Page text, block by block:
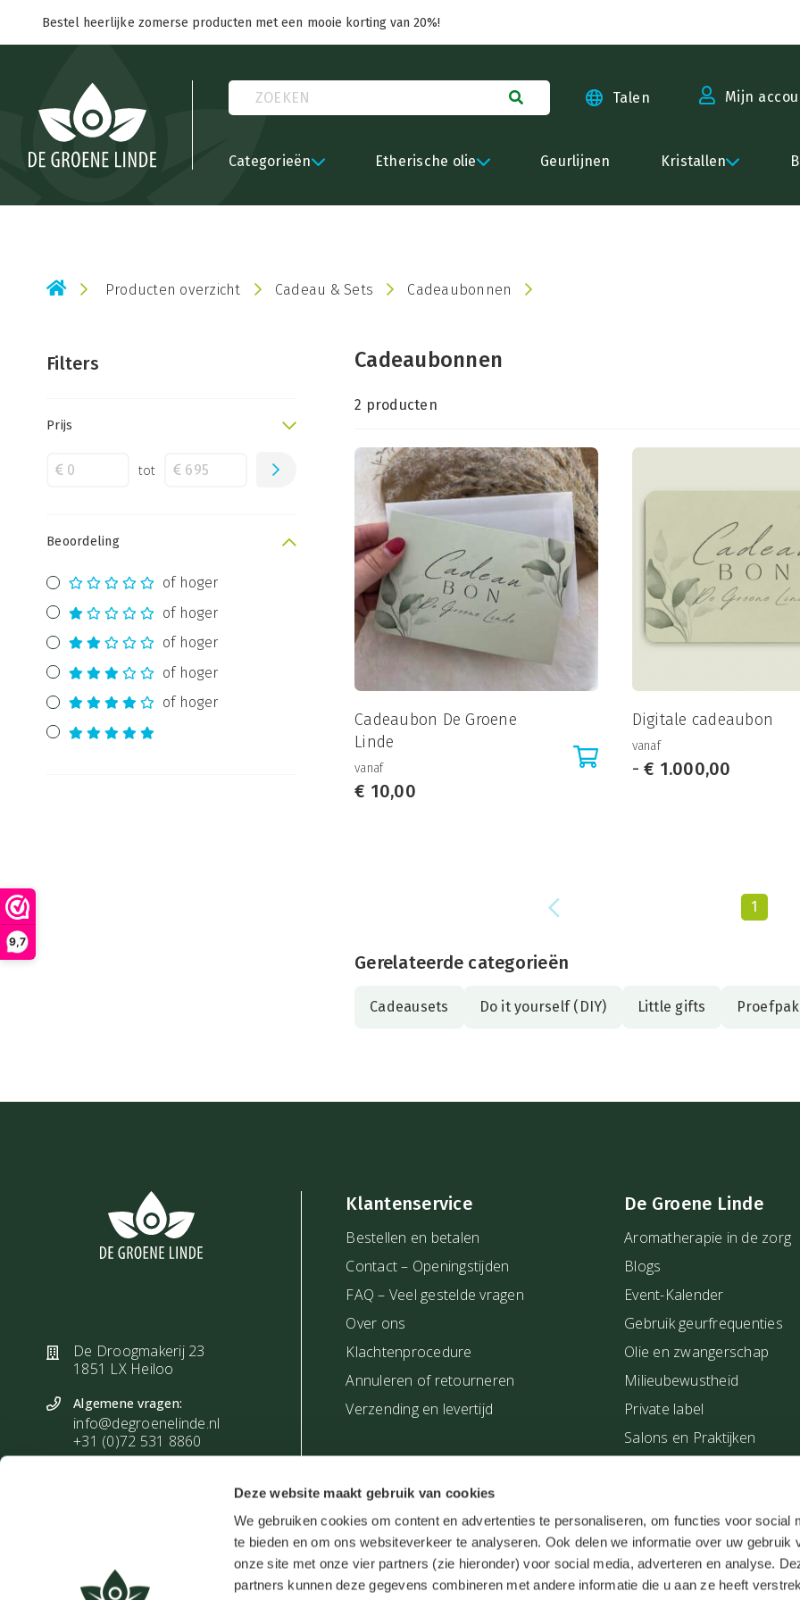
9,7
Deze website maakt gebruik van cookies
We gebruiken cookies om content en advertenties te personaliseren, om functies voor social
te bieden en om ons websiteverkeer te analyseren. Ook delen we informatie over uw gebruik
onze site met onze vier partners (zie hieronder) voor social media, adverteren en analyse.
partners kunnen deze gegevens combineren met andere informatie die u aan ze heeft
Bestel heerlijke zomerse producten met een mooie korting van 20%!
Talen Mijn
Categorieën Etherische olie Geurlijnen Kristallen
Producten overzicht Cadeau & Sets Cadeaubonnen
Filters
Prijs
tot
Beoordeling
of hoger
of hoger
of hoger
of hoger
of hoger
Cadeaubonnen
2 producten
Cadeaubon De Groene
Linde
vanaf
€ 10,00
Digitale cadeaubon
vanaf
- € 1.000,00
1
Gerelateerde categorieën
Cadeausets Do it yourself (DIY) Little gifts
De Droogmakerij 23
1851 LX Heiloo
Algemene vragen:
info@degroenelinde.nl
+31 (0)72 531 8860
bestelling@degroenelinde.nl
zakelijk@degroenelinde.nl
+31 (0)72 303 4028
Klantenservice
Bestellen en betalen
Contact – Openingstijden
FAQ – Veel gestelde vragen
Over ons
Klachtenprocedure
Annuleren of retourneren
Verzending en levertijd
De Groene Linde
Aromatherapie in de zorg
Blogs
Event-Kalender
Gebruik geurfrequenties
Olie en zwangerschap
Milieubewustheid
Private label
Salons en Praktijken
bij jou in de buurt
Workshops
Zakelijke klant worden